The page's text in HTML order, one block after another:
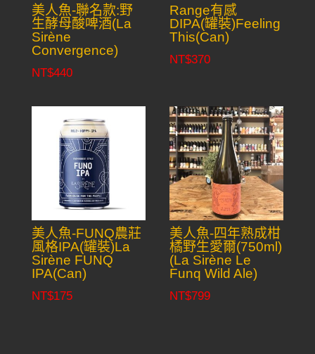
美人魚-聯名款:野
生酵母酸啤酒(La
Sirène
Convergence)
NT$440
Range有感
DIPA(罐裝)Feeling
This(Can)
NT$370
美人魚-FUNQ農莊
風格IPA(罐裝)La
Sirène FUNQ
IPA(Can)
NT$175
美人魚-四年熟成柑
橘野生愛爾(750ml)
(La Sirène Le
Funq Wild Ale)
NT$799